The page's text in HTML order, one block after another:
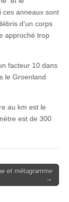
ces anneaux sont
d’un corps
approché trop
facteur 10 dans
le Groenland
au km est le
est de 300
et métagramme
→